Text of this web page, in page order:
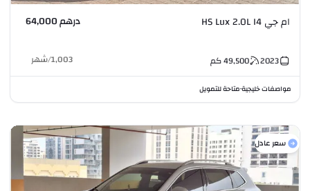
ام جي HS Lux 2.0L I4 درهم 64,000
2023
49,500كم 1,003
/شهر
مواصفات خليجية•متاحة للتمويل
سعر عادل